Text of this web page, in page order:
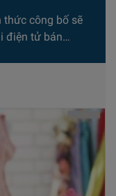
thức công bố sẽ
điện tử bán…